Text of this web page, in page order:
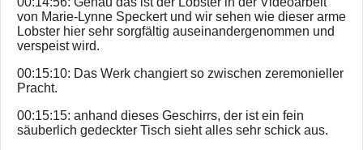
von Marie-Lynne Speckert und wir sehen wie dieser arme
Lobster hier sehr sorgfältig auseinandergenommen und
verspeist wird.
00:15:10: Das Werk changiert so zwischen zeremonieller
Pracht.
00:15:15: anhand dieses Geschirrs, der ist ein fein
säuberlich gedeckter Tisch sieht alles sehr schick aus.